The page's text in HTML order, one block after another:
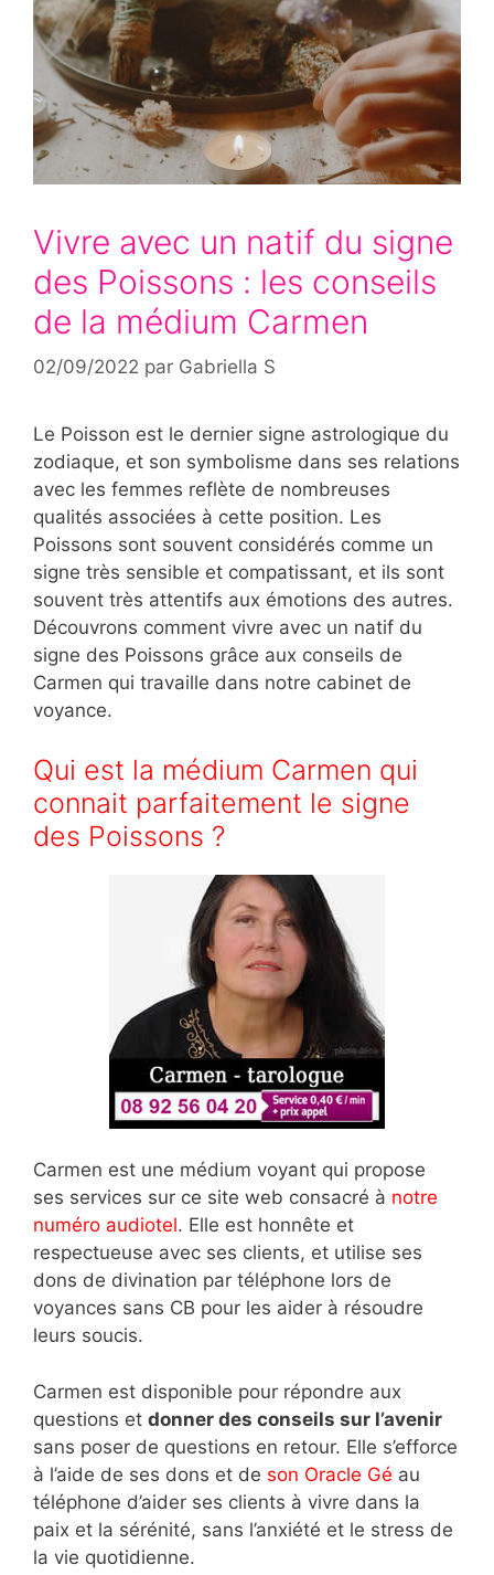
Vivre avec un natif du signe
des Poissons : les conseils
de la médium Carmen
02/09/2022 par Gabriella S
Le Poisson est le dernier signe astrologique du
zodiaque, et son symbolisme dans ses relations
avec les femmes reflète de nombreuses
qualités associées à cette position. Les
Poissons sont souvent considérés comme un
signe très sensible et compatissant, et ils sont
souvent très attentifs aux émotions des autres.
Découvrons comment vivre avec un natif du
signe des Poissons grâce aux conseils de
Carmen qui travaille dans notre cabinet de
voyance.
Qui est la médium Carmen qui
connait parfaitement le signe
des Poissons ?
Carmen est une médium voyant qui propose
ses services sur ce site web consacré à notre
numéro audiotel. Elle est honnête et
respectueuse avec ses clients, et utilise ses
dons de divination par téléphone lors de
voyances sans CB pour les aider à résoudre
leurs soucis.
Carmen est disponible pour répondre aux
questions et donner des conseils sur l’avenir
sans poser de questions en retour. Elle s’efforce
à l’aide de ses dons et de son Oracle Gé au
téléphone d’aider ses clients à vivre dans la
paix et la sérénité, sans l’anxiété et le stress de
la vie quotidienne.